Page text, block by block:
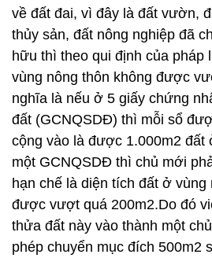
về đất đai, vì đây là đất vườn,
thủy sản, đất nông nghiệp đã
hữu thì theo qui định của pháp
vùng nông thôn không được
nghĩa là nếu ở 5 giấy chứng
đất (GCNQSDĐ) thì mỗi sổ
cộng vào là được 1.000m2 đất
một GCNQSDĐ thì chủ mới
hạn chế là diện tích đất ở vùng
được vượt quá 200m2.Do đó
thửa đất này vào thành một
phép chuyển mục đích 500m2